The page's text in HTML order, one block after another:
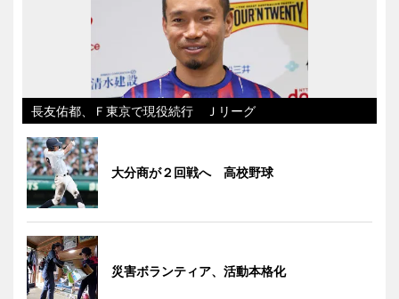
長友佑都、Ｆ東京で現役続行 Ｊリーグ
大分商が２回戦へ 高校野球
災害ボランティア、活動本格化